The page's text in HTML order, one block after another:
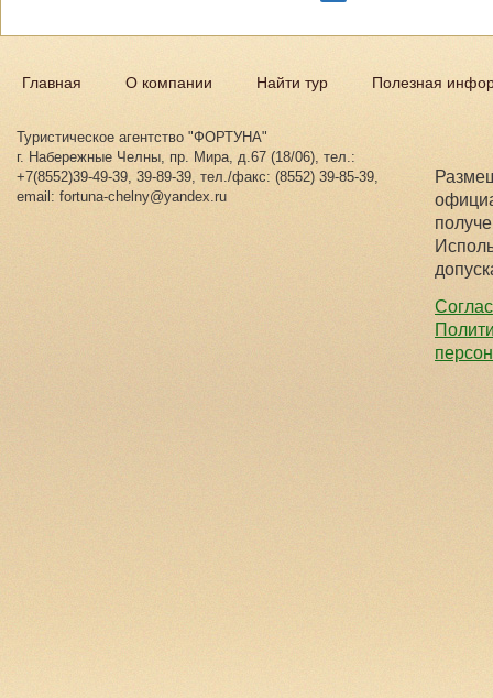
Главная О компании Найти тур Полезная
Туристическое агентство "ФОРТУНА"
г. Набережные Челны, пр. Мира, д.67 (18/06), тел.:
+7(8552)39-49-39, 39-89-39, тел./факс: (8552) 39-85-39,
email: fortuna-chelny@yandex.ru